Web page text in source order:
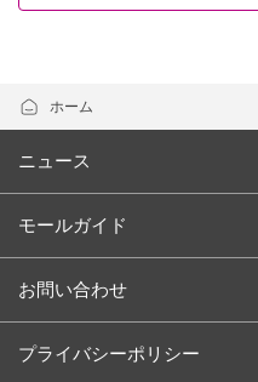
ホーム
ニュース
モールガイド
お問い合わせ
プライバシーポリシー